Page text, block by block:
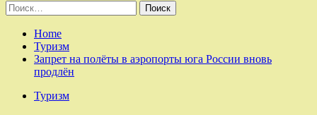
Найти:
Home
Туризм
Запрет на полёты в аэропорты юга России вновь
продлён
Туризм